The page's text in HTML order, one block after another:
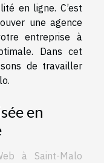
en ligne. C’est
une agence
entreprise à
Dans cet
de travailler
en
à Saint-Malo